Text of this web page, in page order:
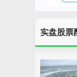
实盘股票